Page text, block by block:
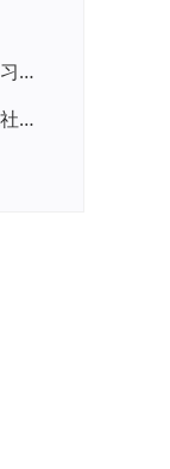
“预防校园欺凌 共筑安全防线”学习专题
学习贯彻习近平新时代中国特色社会主义思想主题教育